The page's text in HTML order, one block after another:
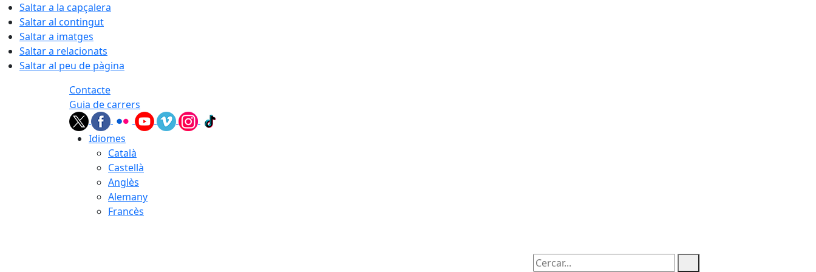
Saltar a la capçalera
Saltar al contingut
Saltar a imatges
Saltar a relacionats
Saltar al peu de pàgina
Contacte
Guia de carrers
Idiomes
Català
Castellà
Anglès
Alemany
Francès